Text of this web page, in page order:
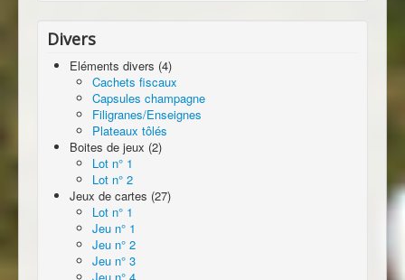
Divers
Eléments divers (4)
Cachets fiscaux
Capsules champagne
Filigranes/Enseignes
Plateaux tôlés
Boites de jeux (2)
Lot n° 1
Lot n° 2
Jeux de cartes (27)
Lot n° 1
Jeu n° 1
Jeu n° 2
Jeu n° 3